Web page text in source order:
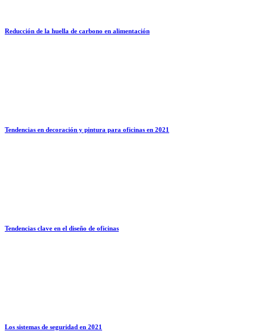
Reducción de la huella de carbono en alimentación
Tendencias en decoración y pintura para oficinas en 2021
Tendencias clave en el diseño de oficinas
Los sistemas de seguridad en 2021